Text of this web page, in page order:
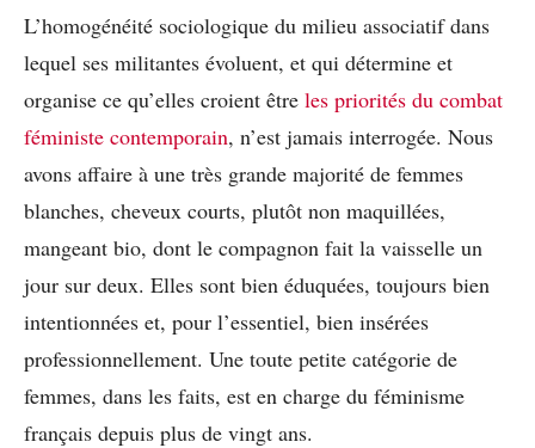
L’homogénéité sociologique du milieu associatif dans
lequel ses militantes évoluent, et qui détermine et
organise ce qu’elles croient être les priorités du combat
féministe contemporain, n’est jamais interrogée. Nous
avons affaire à une très grande majorité de femmes
blanches, cheveux courts, plutôt non maquillées,
mangeant bio, dont le compagnon fait la vaisselle un
jour sur deux. Elles sont bien éduquées, toujours bien
intentionnées et, pour l’essentiel, bien insérées
professionnellement. Une toute petite catégorie de
femmes, dans les faits, est en charge du féminisme
français depuis plus de vingt ans.